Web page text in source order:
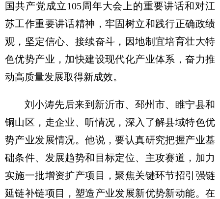
国共产党成立105周年大会上的重要讲话和对江
苏工作重要讲话精神，牢固树立和践行正确政绩
观，坚定信心、接续奋斗，因地制宜培育壮大特
色优势产业，加快建设现代化产业体系，奋力推
动高质量发展取得新成效。
刘小涛先后来到新沂市、邳州市、睢宁县和
铜山区，走企业、听情况，深入了解县域特色优
势产业发展情况。他说，要认真研究把握产业基
础条件、发展趋势和目标定位、主攻赛道，加力
实施一批增资扩产项目，聚焦关键环节招引强链
延链补链项目，塑造产业发展新优势新动能。在